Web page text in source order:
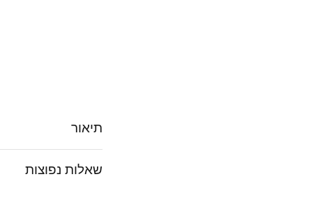
תיאור
שאלות נפוצות